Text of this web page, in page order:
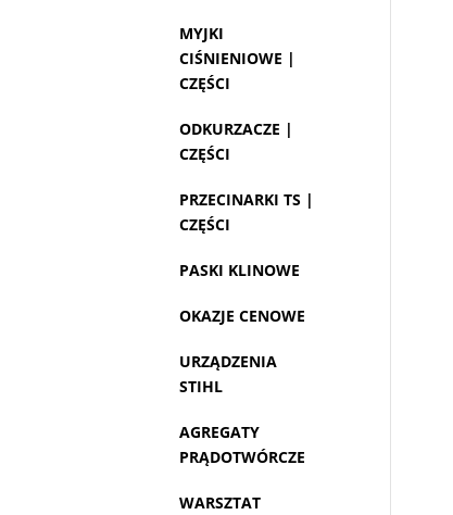
MYJKI
CIŚNIENIOWE |
CZĘŚCI
ODKURZACZE |
CZĘŚCI
PRZECINARKI TS |
CZĘŚCI
PASKI KLINOWE
OKAZJE CENOWE
URZĄDZENIA
STIHL
AGREGATY
PRĄDOTWÓRCZE
WARSZTAT